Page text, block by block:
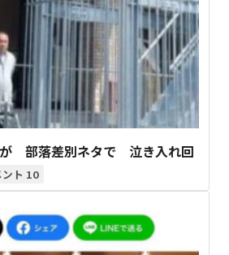
部落差別ネタで 泣き入れ回
10